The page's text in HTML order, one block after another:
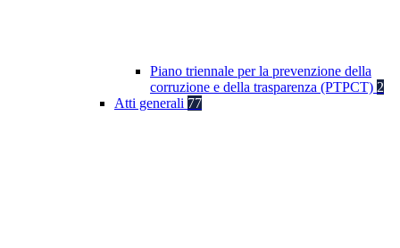
Piano triennale per la prevenzione della
corruzione e della trasparenza (PTPCT) 2
Atti generali 77